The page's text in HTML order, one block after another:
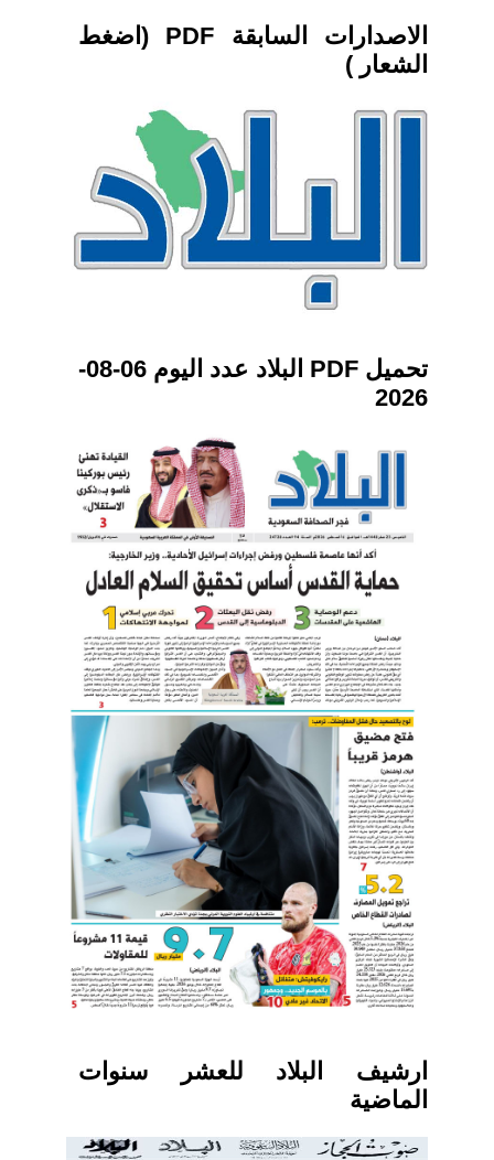
الاصدارات السابقة PDF (اضغط
الشعار )
تحميل PDF البلاد عدد اليوم 06-08-
2026
ارشيف البلاد للعشر سنوات
الماضية